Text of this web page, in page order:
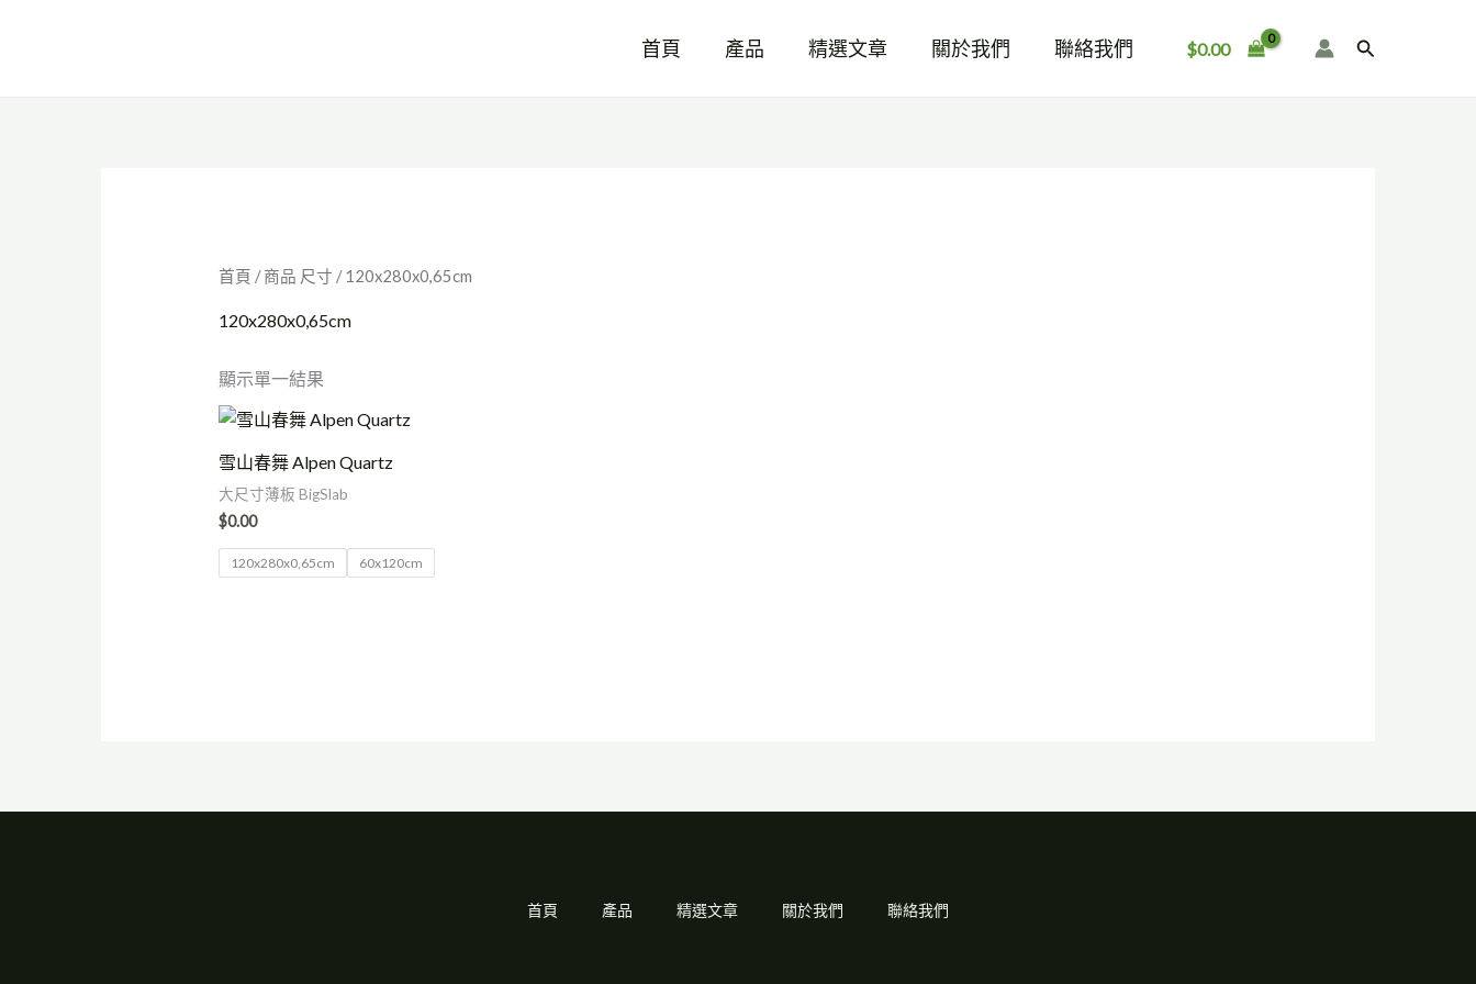
首頁 產品 精選文章 關於我們 聯絡我們 $0.00
搜
首頁 / 商品 尺寸 / 120x280x0,65cm
120x280x0,65cm
顯示單一結果
雪山春舞 Alpen Quartz
大尺寸薄板 BigSlab
$0.00
120x280x0,65cm 60x120cm
首頁 產品 精選文章 關於我們 聯絡我們